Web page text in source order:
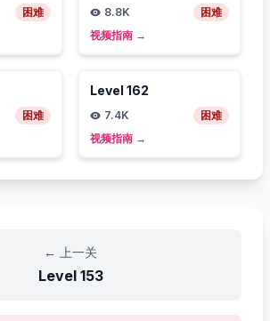
困难
8.8K
困难
视频指南 →
困难
Level 162
7.4K
困难
视频指南 →
← 上一关
Level 153